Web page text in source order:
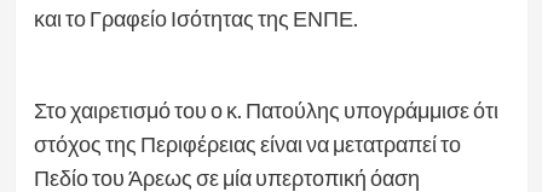
και το Γραφείο Ισότητας της ΕΝΠΕ.
Στο χαιρετισμό του ο κ. Πατούλης υπογράμμισε ότι
στόχος της Περιφέρειας είναι να μετατραπεί το
Πεδίο του Άρεως σε μία υπερτοπική όαση